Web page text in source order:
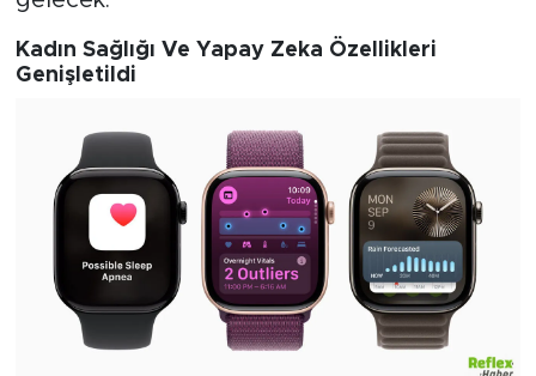
Kadın Sağlığı Ve Yapay Zeka Özellikleri
Genişletildi